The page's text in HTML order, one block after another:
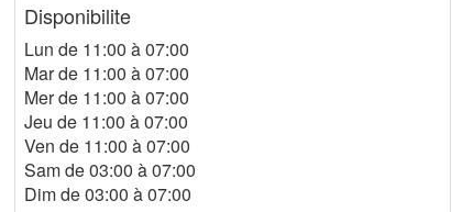
Disponibilite
Lun de 11:00 à 07:00
Mar de 11:00 à 07:00
Mer de 11:00 à 07:00
Jeu de 11:00 à 07:00
Ven de 11:00 à 07:00
Sam de 03:00 à 07:00
Dim de 03:00 à 07:00